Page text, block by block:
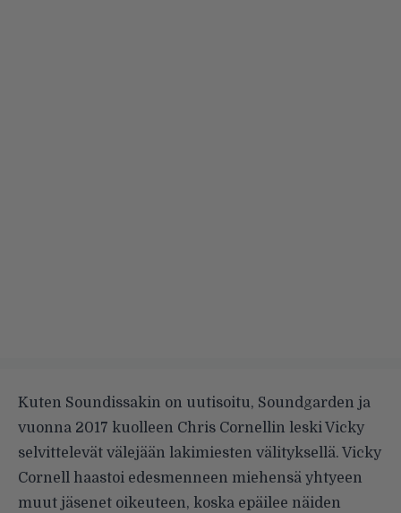
Kuten Soundissakin on uutisoitu, Soundgarden ja
vuonna 2017 kuolleen Chris Cornellin leski Vicky
selvittelevät välejään lakimiesten välityksellä. Vicky
Cornell haastoi edesmenneen miehensä yhtyeen
muut jäsenet oikeuteen, koska epäilee näiden